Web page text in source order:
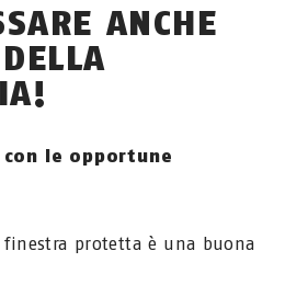
ANCHE
le opportune
finestra protetta è una buona